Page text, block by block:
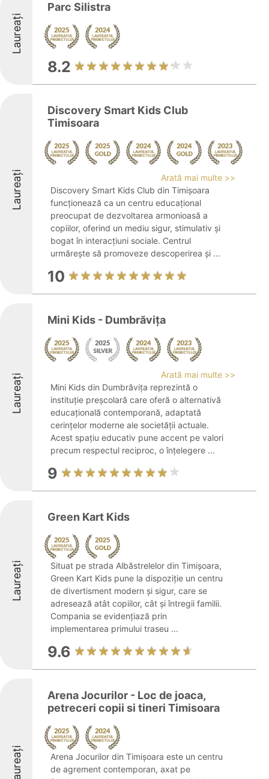
Laureați
Parc Silistra
8.2
Laureați
Discovery Smart Kids Club
Timisoara
Arată mai multe >>
Discovery Smart Kids Club din Timișoara
funcționează ca un centru educațional
preocupat de dezvoltarea armonioasă a
copiilor, oferind un mediu sigur, stimulativ și
bogat în interacțiuni sociale. Centrul
urmărește să promoveze descoperirea și ...
10
Laureați
Mini Kids - Dumbrăvița
Arată mai multe >>
Mini Kids din Dumbrăvița reprezintă o
instituție preșcolară care oferă o alternativă
educațională contemporană, adaptată
cerințelor moderne ale societății actuale.
Acest spațiu educativ pune accent pe valori
precum respectul reciproc, o înțelegere ...
9
Laureați
Green Kart Kids
Situat pe strada Albăstrelelor din Timișoara,
Green Kart Kids pune la dispoziție un centru
de divertisment modern și sigur, care se
adresează atât copiilor, cât și întregii familii.
Compania se evidențiază prin
implementarea primului traseu ...
9.6
Laureați
Arena Jocurilor - Loc de joaca,
petreceri copii si tineri Timisoara
Arena Jocurilor din Timișoara este un centru
de agrement contemporan, axat pe